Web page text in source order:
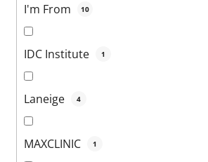
I'm From 10
IDC Institute 1
Laneige 4
MAXCLINIC 1